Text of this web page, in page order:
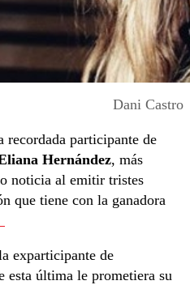
Dani Castro
recordada participante de
Hernández, más
noticia al emitir tristes
que tiene con la ganadora
exparticipante de
esta última le prometiera su